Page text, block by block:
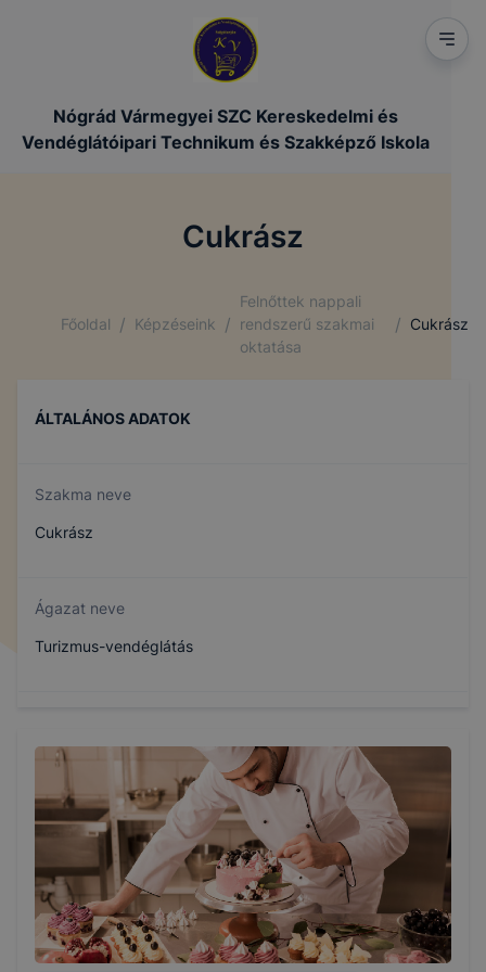
Nógrád Vármegyei SZC Kereskedelmi és
Vendéglátóipari Technikum és Szakképző Iskola
Cukrász
Főoldal / Képzéseink /
Felnőttek nappali
rendszerű szakmai
oktatása
/ Cukrász
ÁLTALÁNOS ADATOK
Szakma neve
Cukrász
Ágazat neve
Turizmus-vendéglátás
410132301
Képzés időtartama
3 év
Választható szakmairányok: